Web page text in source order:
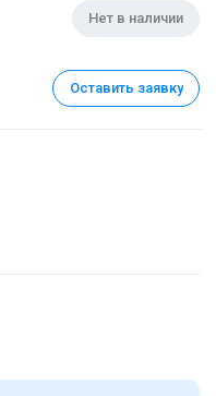
Нет в наличии
Оставить заявку